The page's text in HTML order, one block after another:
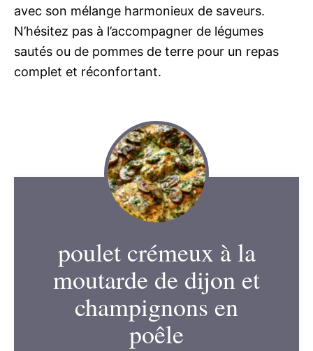
avec son mélange harmonieux de saveurs.
N’hésitez pas à l’accompagner de légumes
sautés ou de pommes de terre pour un repas
complet et réconfortant.
poulet crémeux à la
moutarde de dijon et
champignons en
poêle